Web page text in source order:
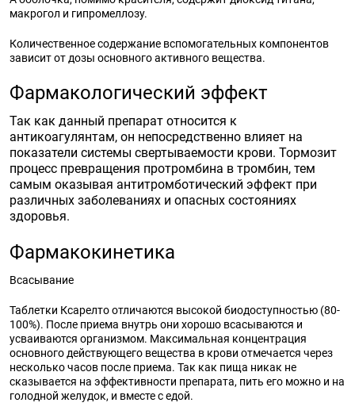
макрогол и гипромеллозу.
Количественное содержание вспомогательных компонентов
зависит от дозы основного активного вещества.
Фармакологический эффект
Так как данный препарат относится к
антикоагулянтам, он непосредственно влияет на
показатели системы свертываемости крови. Тормозит
процесс превращения протромбина в тромбин, тем
самым оказывая антитромботический эффект при
различных заболеваниях и опасных состояниях
здоровья.
Фармакокинетика
Всасывание
Таблетки Ксарелто отличаются высокой биодоступностью (80-
100%). После приема внутрь они хорошо всасываются и
усваиваются организмом. Максимальная концентрация
основного действующего вещества в крови отмечается через
несколько часов после приема. Так как пища никак не
сказывается на эффективности препарата, пить его можно и на
голодной желудок, и вместе с едой.